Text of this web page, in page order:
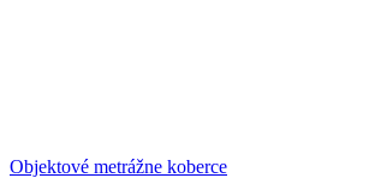
Objektové metrážne koberce